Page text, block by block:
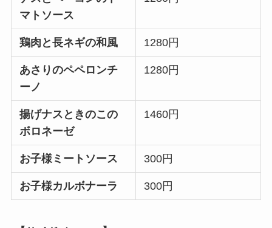
マトソース
鶏肉と長ネギの和風 1280円
あさりのペペロンチ
ーノ
1280円
揚げナスときのこの
ボロネーゼ
1460円
お子様ミートソース 300円
お子様カルボナーラ 300円